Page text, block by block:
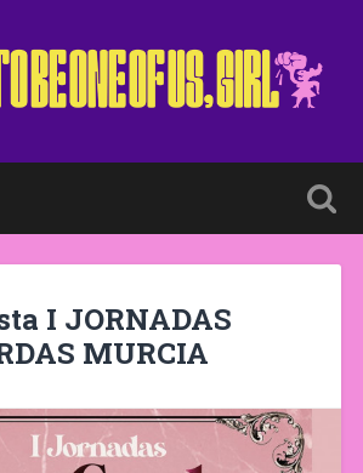
I JORNADAS
MURCIA